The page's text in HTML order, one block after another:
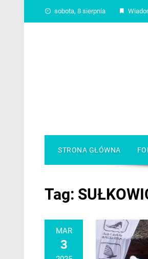
sobota, 8 sierpnia
STRONA GŁÓWNA
Tag:
MAR
3